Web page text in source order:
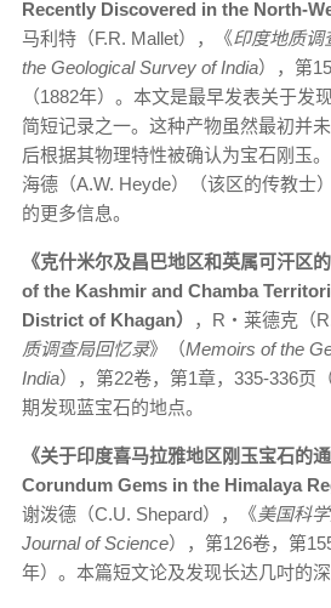
Recently Discovered in the North-
马利特（F.R. Mallet），《印度地质调
the Geological Survey of India），第
（1882年）。本文是最早发表关于发
简短记录之一。这种产物虽然最初并
后根据其物理特性被确认为宝石刚玉
海德（A.W. Heyde）（该区的传教士
的更多信息。
《克什米尔及昌巴地区和英属可汗区
of the Kashmir and Chamba
District of Khagan） ，R‧莱德克（
质调查局回忆录》（Memoirs of the
India），第22卷，第1章，335-336页
期发现蓝宝石的地点。
《关于印度喜马拉雅地区刚玉宝石的
Corundum Gems in the Himalaya
谢泼德（C.U. Shepard），《美国科
Journal of Science），第126卷，第
年）。本篇短文论及发现长达几吋的深